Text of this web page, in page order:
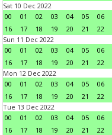
Sat 10 Dec 2022
00
01 02 03 04 05 06
16
17 18 19 20 21 22
Sun 11 Dec 2022
00
01 02 03 04 05 06
16
17 18 19 20 21 22
Mon 12 Dec 2022
00
01 02 03 04 05 06
16
17 18 19 20 21 22
Tue 13 Dec 2022
00
01 02 03 04 05 06
16
17 18 19 20 21 22